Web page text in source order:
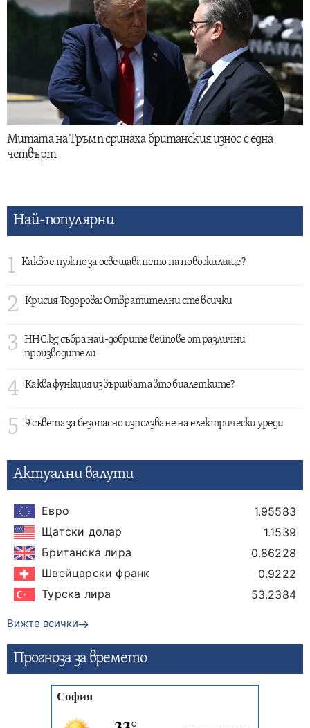
Митата на Тръмп сринаха британския износ с една
четвърт
Най-популярни
1 Какво е нужно за освещаването на ново жилище?
2 Крисия Тодорова: Отвратителни сте всички
3
HHC.bg събра най-добрите вейпове от различни
производители
4 Каква функция извършват авто биалетките?
5 9 съвета за безопасно използване на електрически уреди
Актуални валути
Евро
1.95583
Щатски долар
1.1539
Британска лира
0.86228
Швейцарски франк
0.9222
Турска лира
53.2384
Вижте всички
Прогнозa за времето